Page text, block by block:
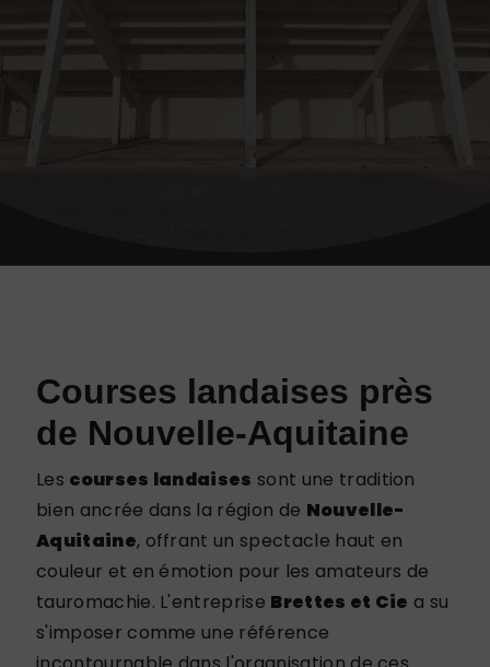
Courses landaises près
de Nouvelle-Aquitaine
Les courses landaises sont une tradition
bien ancrée dans la région de Nouvelle-
Aquitaine, offrant un spectacle haut en
couleur et en émotion pour les amateurs de
tauromachie. L'entreprise Brettes et Cie a su
s'imposer comme une référence